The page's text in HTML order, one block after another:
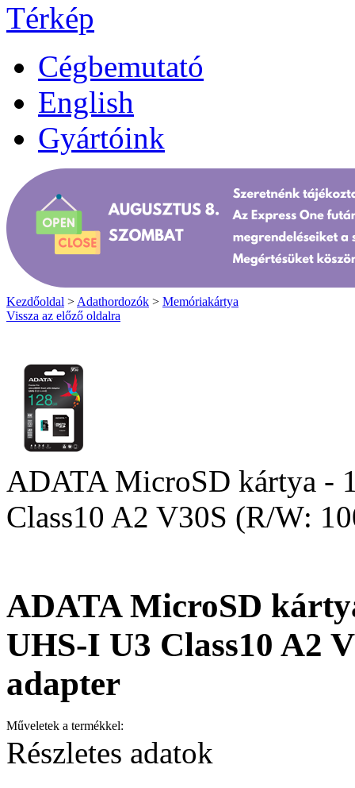
Térkép
Cégbemutató
English
Gyártóink
Kezdőoldal > Adathordozók > Memóriakártya
Vissza az előző oldalra
ADATA MicroSD kártya -
Class10 A2 V30S (R/W:
ADATA MicroSD
UHS-I U3 Class10 A2
adapter
Műveletek a termékkel:
Részletes adatok